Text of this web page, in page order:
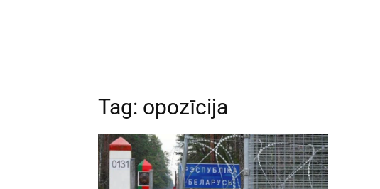
Tag: opozīcija